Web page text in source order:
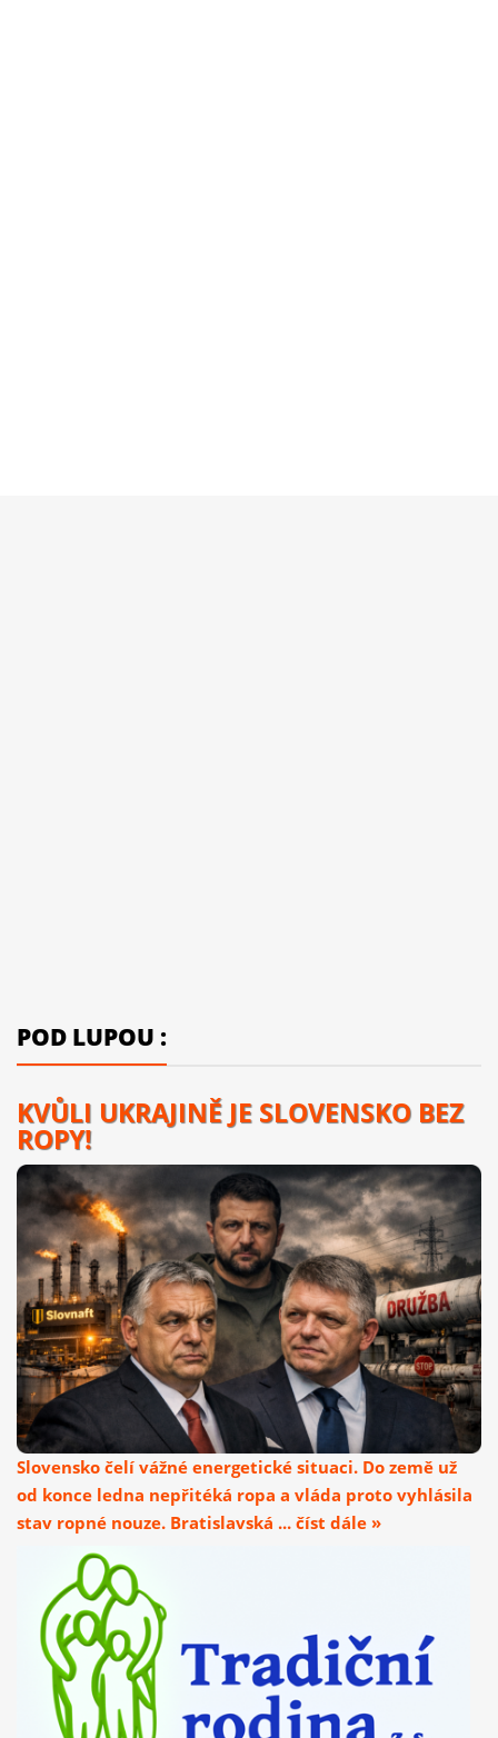
POD LUPOU :
KVŮLI UKRAJINĚ JE SLOVENSKO BEZ
ROPY!
Slovensko čelí vážné energetické situaci. Do země už
od konce ledna nepřitéká ropa a vláda proto vyhlásila
stav ropné nouze. Bratislavská ... číst dále »